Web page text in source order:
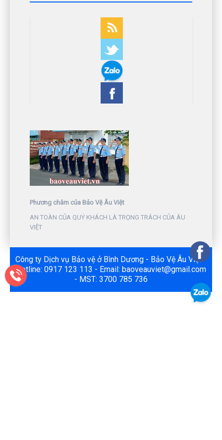
Phương châm của Bảo Vệ Âu Việt
AN TOÀN CỦA QUÝ KHÁCH LÀ TRỌNG TRÁCH CỦA ÂU
VIỆT
Công ty Dịch vụ Bảo vệ ở Bình Dương - Bảo Vệ Âu Việt -
Hotline: 0917 123 113 - Email: baoveauviet@gmail.com
- MST: 3700 785 736